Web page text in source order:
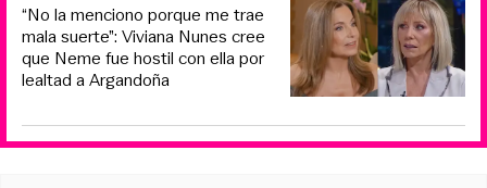
“No la menciono porque me trae
mala suerte”: Viviana Nunes cree
que Neme fue hostil con ella por
lealtad a Argandoña